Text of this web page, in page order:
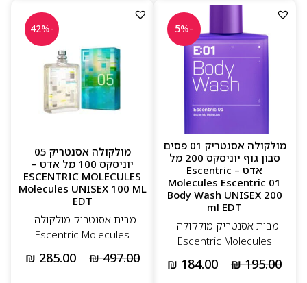
-5%
מולקולה אסנטריק 01 פסים
סבון גוף יוניסקס 200 מל
אדט – Escentric
Molecules Escentric 01
Body Wash UNISEX 200
ml EDT
מבית אסנטריק מולקולה -
Escentric Molecules
₪195.00
₪ 184.00
-42%
מולקולה אסנטריק 05
יוניסקס 100 מל אדט –
ESCENTRIC MOLECULES
Molecules UNISEX 100 ML
EDT
מבית אסנטריק מולקולה -
Escentric Molecules
₪497.00
₪ 285.00